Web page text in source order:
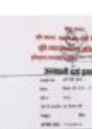
पक्राउ,भारत